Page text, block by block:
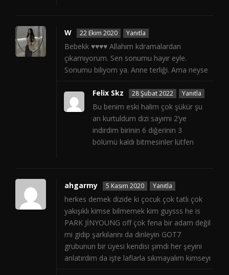
W 22 Ekim 2020 Yanıtla
Bebekk ♥️♥️♥️♥️ Allahım kdramalardan
çıkamıyorum. Sen sonumu hayır eyle.
Sonumu biliyom ya. Anne terliği. Ama neyse
Felix Skz 28 Şubat 2022 Yanıtla
Bu benim eski halim çok şükür şu
an kurtuldum dizi sayımı 2’ye
indirdim birinin 6 diğerinin 3
bölümü kaldı bitmesinler lütfen
ahgarmy 5 Kasım 2020 Yanıtla
herkes demek dizide ki çocuk çok tatlı çok
yakışıklı kimse bilmemek kim guysss he is
PARK JİNYOUNG off çok fena bir adam değil
mi gidip şarkılarını da dinleyin GOT7
grubunun bir üyesi kendisi şimdi her şeyini
anlatırdım da işte laflarla sıkmayalım kimseyi